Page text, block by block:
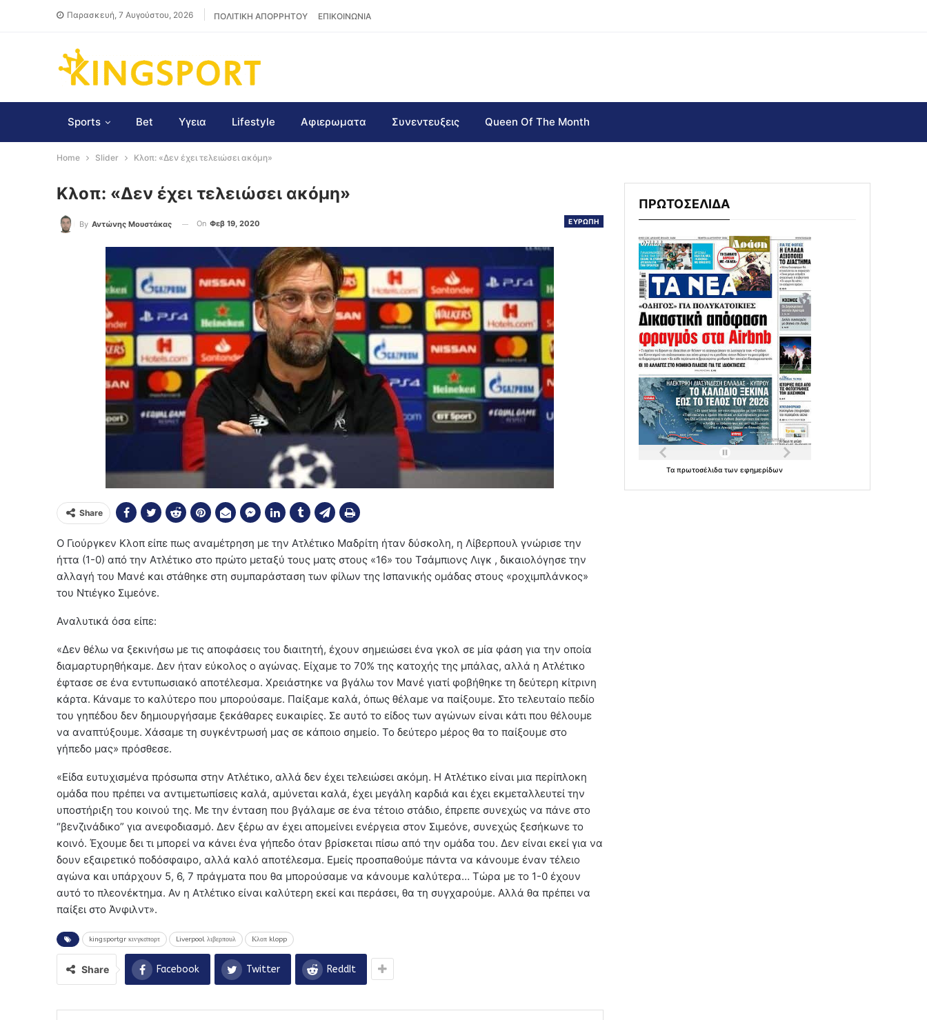
Παρασκευή, 7 Αυγούστου, 2026 ΠΟΛΙΤΙΚΗ ΑΠΟΡΡΗΤΟΥ ΕΠΙΚΟΙΝΩΝΙΑ
Sports Bet Υγεια Lifestyle Αφιερωματα Συνεντευξεις Queen Of The Month
Home Slider Κλοπ: «Δεν έχει τελειώσει ακόμη»
Κλοπ: «Δεν έχει τελειώσει ακόμη»
ΕΥΡΩΠΗ
By Αντώνης Μουστάκας On Φεβ 19, 2020
Share
Ο Γιούργκεν Κλοπ είπε πως αναμέτρηση με την Ατλέτικο Μαδρίτη ήταν δύσκολη, η Λίβερπουλ γνώρισε την
ήττα (1-0) από την Ατλέτικο στο πρώτο μεταξύ τους ματς στους «16» του Τσάμπιονς Λιγκ , δικαιολόγησε την
αλλαγή του Μανέ και στάθηκε στη συμπαράσταση των φίλων της Ισπανικής ομάδας στους «ροχιμπλάνκος»
του Ντιέγκο Σιμεόνε.
Αναλυτικά όσα είπε:
«Δεν θέλω να ξεκινήσω με τις αποφάσεις του διαιτητή, έχουν σημειώσει ένα γκολ σε μία φάση για την οποία
διαμαρτυρηθήκαμε. Δεν ήταν εύκολος ο αγώνας. Είχαμε το 70% της κατοχής της μπάλας, αλλά η Ατλέτικο
έφτασε σε ένα εντυπωσιακό αποτέλεσμα. Χρειάστηκε να βγάλω τον Μανέ γιατί φοβήθηκε τη δεύτερη κίτρινη
κάρτα. Κάναμε το καλύτερο που μπορούσαμε. Παίξαμε καλά, όπως θέλαμε να παίξουμε. Στο τελευταίο πεδίο
του γηπέδου δεν δημιουργήσαμε ξεκάθαρες ευκαιρίες. Σε αυτό το είδος των αγώνων είναι κάτι που θέλουμε
να αναπτύξουμε. Χάσαμε τη συγκέντρωσή μας σε κάποιο σημείο. Το δεύτερο μέρος θα το παίξουμε στο
γήπεδο μας» πρόσθεσε.
«Είδα ευτυχισμένα πρόσωπα στην Ατλέτικο, αλλά δεν έχει τελειώσει ακόμη. Η Ατλέτικο είναι μια περίπλοκη
ομάδα που πρέπει να αντιμετωπίσεις καλά, αμύνεται καλά, έχει μεγάλη καρδιά και έχει εκμεταλλευτεί την
υποστήριξη του κοινού της. Με την ένταση που βγάλαμε σε ένα τέτοιο στάδιο, έπρεπε συνεχώς να πάνε στο
“βενζινάδικο” για ανεφοδιασμό. Δεν ξέρω αν έχει απομείνει ενέργεια στον Σιμεόνε, συνεχώς ξεσήκωνε το
κοινό. Έχουμε δει τι μπορεί να κάνει ένα γήπεδο όταν βρίσκεται πίσω από την ομάδα του. Δεν είναι εκεί για να
δουν εξαιρετικό ποδόσφαιρο, αλλά καλό αποτέλεσμα. Εμείς προσπαθούμε πάντα να κάνουμε έναν τέλειο
αγώνα και υπάρχουν 5, 6, 7 πράγματα που θα μπορούσαμε να κάνουμε καλύτερα… Τώρα με το 1-0 έχουν
αυτό το πλεονέκτημα. Αν η Ατλέτικο είναι καλύτερη εκεί και περάσει, θα τη συγχαρούμε. Αλλά θα πρέπει να
παίξει στο Άνφιλντ».
kingsportgr κινγκσπορτ Liverpool λιβερπουλ Κλοπ klopp
Share Facebook Twitter ReddIt
ΠΡΩΤΟΣΕΛΙΔΑ
Ταπρωτοσέλιδατωνεφημερίδων